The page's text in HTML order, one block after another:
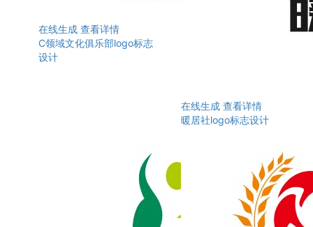
在线生成 查看详情
C领域文化俱乐部logo标志
设计
在线生成 查看详情
暖居社logo标志设计